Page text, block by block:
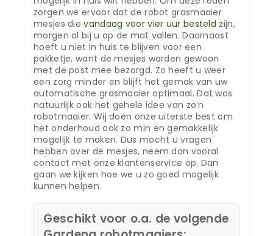
zorgen we ervoor dat de robot grasmaaier
mesjes dievandaag voor vier uur besteld zijn,
morgen al bij u op de mat vallen. Daarnaast
hoeft u niet in huis te blijven voor een
pakketje, want de mesjes worden gewoon
met de post mee bezorgd. Zo heeft u weer
een zorg minder en blijft het gemak van uw
automatische grasmaaier optimaal. Dat was
natuurlijk ook het gehele idee van zo’n
robotmaaier. Wij doen onze uiterste best om
het onderhoud ook zo min en gemakkelijk
mogelijk te maken. Dus mocht u vragen
hebben over de mesjes, neem dan vooral
contact met onze klantenservice op. Dan
gaan we kijken hoe we u zo goed mogelijk
kunnen helpen.
Geschikt voor o.a. de volgende